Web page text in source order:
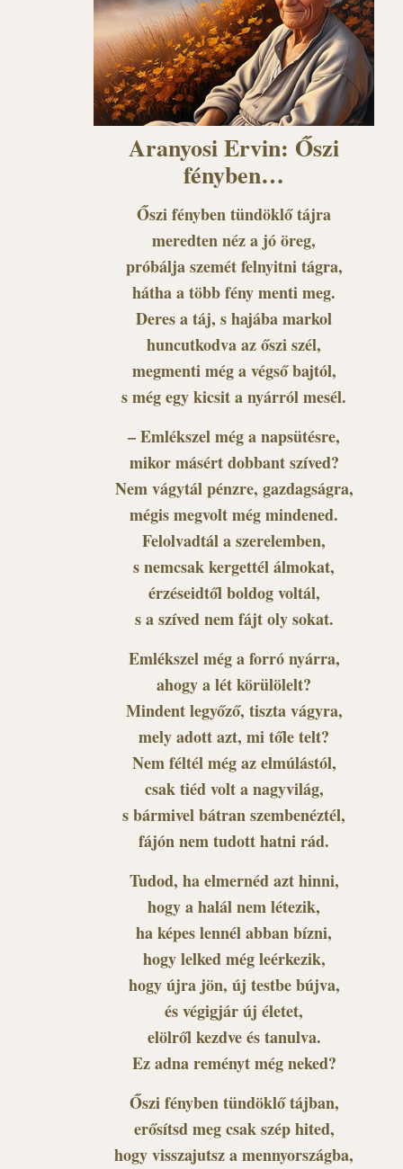
Aranyosi Ervin: Őszi
fényben…
Őszi fényben tündöklő tájra
meredten néz a jó öreg,
próbálja szemét felnyitni tágra,
hátha a több fény menti meg.
Deres a táj, s hajába markol
huncutkodva az őszi szél,
megmenti még a végső bajtól,
s még egy kicsit a nyárról mesél.
– Emlékszel még a napsütésre,
mikor másért dobbant szíved?
Nem vágytál pénzre, gazdagságra,
mégis megvolt még mindened.
Felolvadtál a szerelemben,
s nemcsak kergettél álmokat,
érzéseidtől boldog voltál,
s a szíved nem fájt oly sokat.
Emlékszel még a forró nyárra,
ahogy a lét körülölelt?
Mindent legyőző, tiszta vágyra,
mely adott azt, mi tőle telt?
Nem féltél még az elmúlástól,
csak tiéd volt a nagyvilág,
s bármivel bátran szembenéztél,
fájón nem tudott hatni rád.
Tudod, ha elmernéd azt hinni,
hogy a halál nem létezik,
ha képes lennél abban bízni,
hogy lelked még leérkezik,
hogy újra jön, új testbe bújva,
és végigjár új életet,
elölről kezdve és tanulva.
Ez adna reményt még neked?
Őszi fényben tündöklő tájban,
erősítsd meg csak szép hited,
hogy visszajutsz a mennyországba,